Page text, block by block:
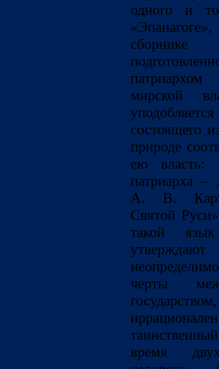
одного и
мирской
состоящего
природе
ею власть:
патриарха –
А. В.
Святой
такой
черты
время